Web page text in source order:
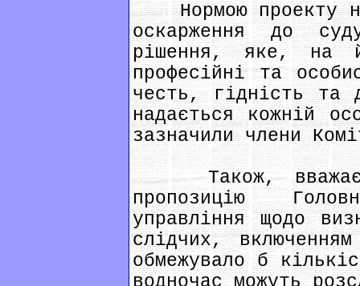
Нормою проекту
оскарження до
рішення, яке, на
професійні та
честь, гідність та
надається кожній
зазначили члени
Також, вважає
пропозицію
управління щодо
слідчих,
обмежувало б